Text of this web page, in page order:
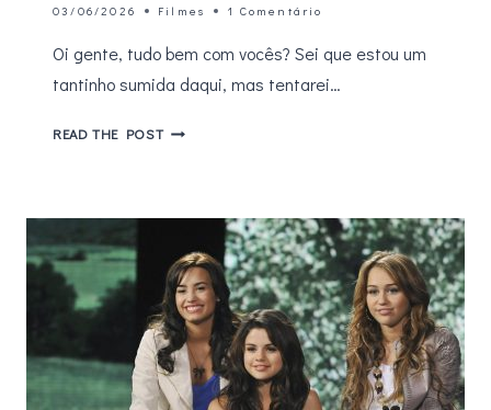
03/06/2026 Filmes 1 Comentário
Oi gente, tudo bem com vocês? Sei que estou um
tantinho sumida daqui, mas tentarei…
READ THE POST5
MAIO